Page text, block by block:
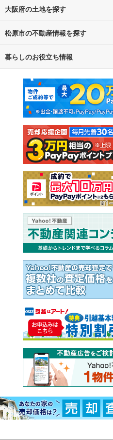
大阪府の土地を探す
路線・駅から探す
通勤・通学時間から探す
松原市の不動産情報を探す
不動産・住宅
新築マンション
新築一戸建て
注文住宅
売却査定
暮らしのお役立ち情報
マンションカタログ